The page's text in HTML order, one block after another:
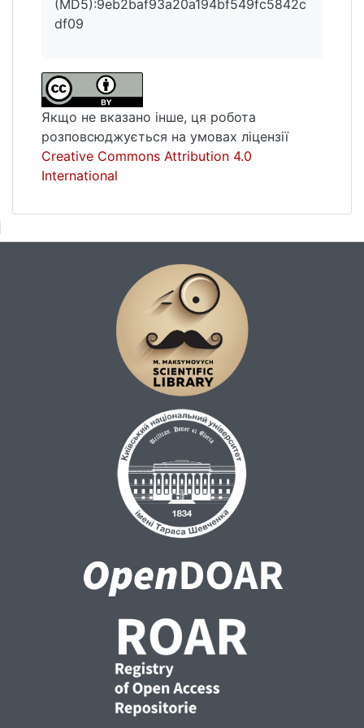
Висновки. Комплексний аналіз
регуляторної політики у сфері управління
час оновлення та внесення змін до чинних
стратегій. Створення ефективної системи
управління мінеральними ресурсами
можливе у рамках узгоджених цільових
національних стратегічних програм.
Функціонування та розвиток такої
управління ресурсами в умовах
швидкозростаючих потреб промисловості.
(MD5):9eb2baf93a20a194bf549fc5842c
df09
Якщо не вказано інше, ця робота
розповсюджується на умовах ліцензії
Creative Commons Attribution 4.0
International